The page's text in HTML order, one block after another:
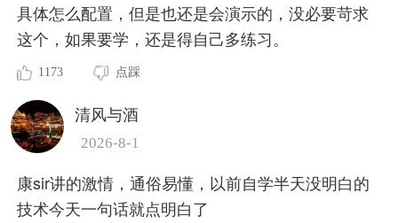
具体怎么配置，但是也还是会演示的，没必要苛求
这个，如果要学，还是得自己多练习。
1173 点踩
清风与酒
2026-8-1
康sir讲的激情，通俗易懂，以前自学半天没明白的
技术今天一句话就点明白了